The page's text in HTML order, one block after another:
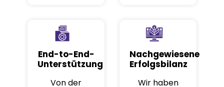
End-to-End-
Unterstützung
Von der
Nachgewiesene
Erfolgsbilanz
Wir haben